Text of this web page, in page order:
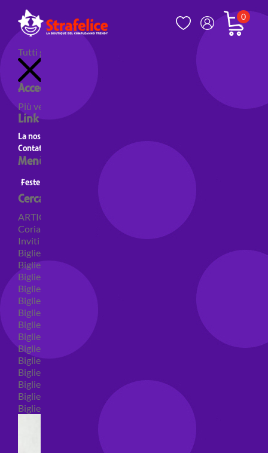
0
Tutti gli articoli
Accedi al tuo account
Più venduti Nuovi prodotti
Link utili
La nostra storia
Contatti
Menù principale
Feste a Tema Feste a tema Colori
Cerca per categoria
ARTICOLI PER FESTE
Coriandoli e sparacoriandoli
Inviti
Biglietti di auguri
Biglietti auguri pensione
Biglietti auguri compleanno
Biglietti auguri amore
Biglietti auguri nascita
Biglietti auguri primo compleanno
Biglietti auguri battesimo
Biglietti auguri per prima comunione
Biglietti auguri cresima
Biglietti auguri matrimonio
Biglietti auguri anniversario matrimonio
Biglietti auguri Natale
Biglietti auguri laurea
Biglietti auguri generici